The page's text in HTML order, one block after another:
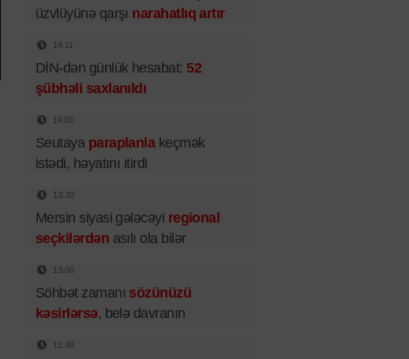
üzvlüyünə qarşı narahatlıq artır
14:11
DİN-dən günlük hesabat: 52
şübhəli saxlanıldı
14:00
Seutaya paraplanlakeçmək
istədi, həyatını itirdi
13:30
Mersin siyasi gələcəyi regional
seçkilərdən asılı ola bilər
13:00
Söhbət zamanı sözünüzü
kəsirlərsə, belə davranın
12:48